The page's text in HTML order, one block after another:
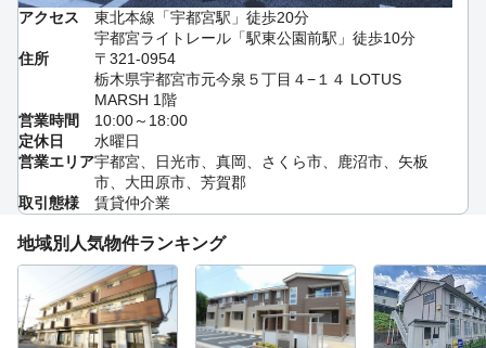
アクセス
東北本線「宇都宮駅」徒歩20分
宇都宮ライトレール「駅東公園前駅」徒歩10分
住所
〒321-0954
栃木県宇都宮市元今泉５丁目４−１４ LOTUS
MARSH 1階
営業時間
10:00～18:00
定休日
水曜日
営業エリア宇都宮、日光市、真岡、さくら市、鹿沼市、矢板
市、大田原市、芳賀郡
取引態様
賃貸仲介業
地域別人気物件ランキング